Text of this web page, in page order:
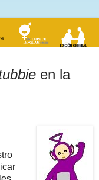
en la